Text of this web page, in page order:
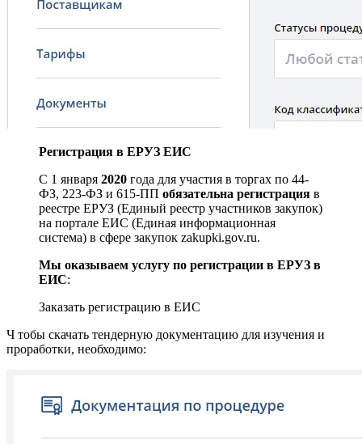
Регистрация в ЕРУЗ ЕИС
С 1 января 2020 года для участия в торгах по 44-
ФЗ, 223-ФЗ и 615-ПП обязательна регистрация в
реестре ЕРУЗ (Единый реестр участников закупок)
на портале ЕИС (Единая информационная
система) в сфере закупок zakupki.gov.ru.
Мы оказываем услугу по регистрации в ЕРУЗ в
ЕИС:
Заказать регистрацию в ЕИС
Ч тобы скачать тендерную документацию для изучения и
проработки, необходимо: